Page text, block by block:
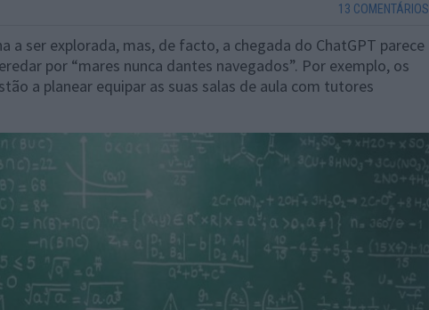
13 COMENTÁRIOS
a ser explorada, mas, de facto, a chegada do ChatGPT parece
por “mares nunca dantes navegados”. Por exemplo, os
a planear equipar as suas salas de aula com tutores